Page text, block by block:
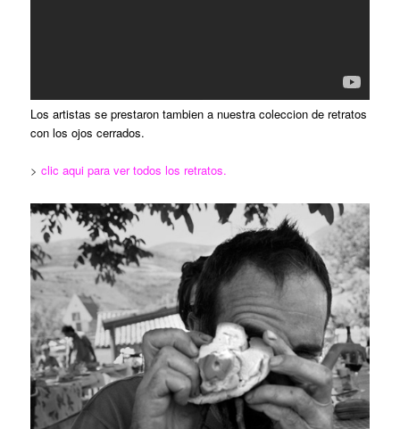
Los artistas se prestaron tambien a nuestra coleccion de retratos
con los ojos cerrados.
>clic aqui para ver todos los retratos.